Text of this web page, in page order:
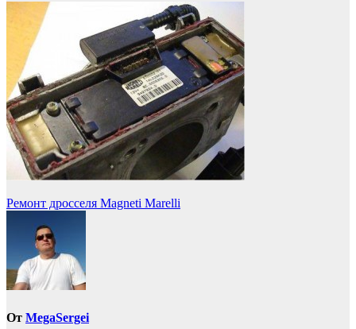
Навигация
записям
Ремонт дросселя Magneti Marelli
От MegaSergei